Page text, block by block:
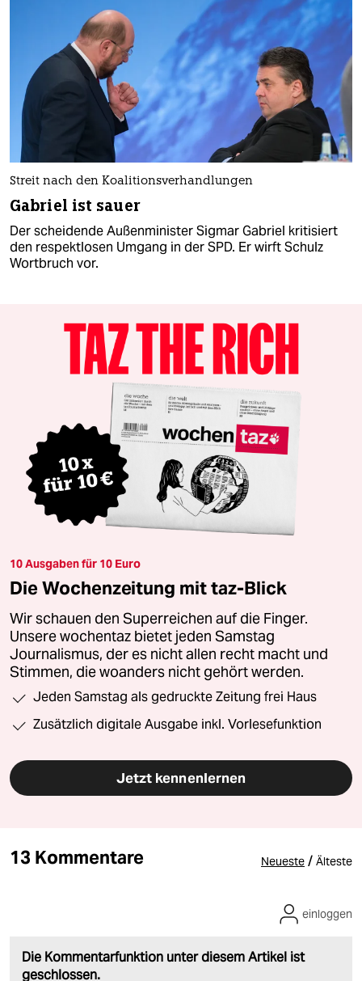
Streit nach den Koalitionsverhandlungen
Gabriel ist sauer
Der scheidende Außenminister Sigmar Gabriel kritisiert
den respektlosen Umgang in der SPD. Er wirft Schulz
Wortbruch vor.
10 Ausgaben für 10 Euro
Die Wochenzeitung mit taz-Blick
Wir schauen den Superreichen auf die Finger.
Unsere wochentaz bietet jeden Samstag
Journalismus, der es nicht allen recht macht und
Stimmen, die woanders nicht gehört werden.
Jeden Samstag als gedruckte Zeitung frei Haus
Zusätzlich digitale Ausgabe inkl. Vorlesefunktion
Jetzt kennenlernen
13 Kommentare Neueste / Älteste
Die Kommentarfunktion unter diesem Artikel ist
geschlossen.
einloggen